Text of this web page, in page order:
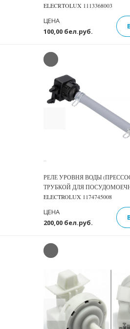
ELECRTOLUX 1113368003
100,00 бел.руб.
ЦЕНА
РЕЛЕ УРОВНЯ ВОДЫ
ТРУБКОЙ ДЛЯ
ELECTROLUX 1174745008
200,00 бел.руб.
ЦЕНА
Previous